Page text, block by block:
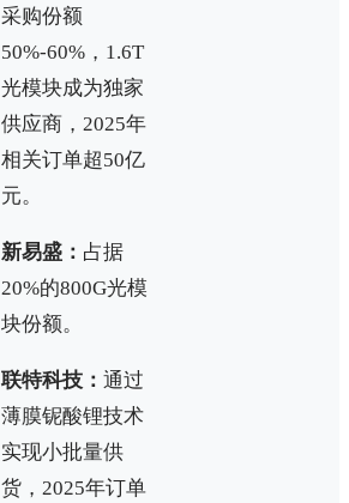
采购份额
50%-60%，1.6T
光模块成为独家
供应商，2025年
相关订单超50亿
元。
新易盛： 占据
20%的800G光模
块份额。
联特科技： 通过
薄膜铌酸锂技术
实现小批量供
货，2025年订单